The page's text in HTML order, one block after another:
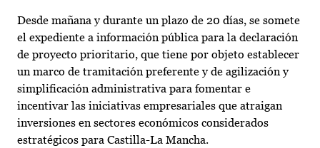
Desde mañana y durante un plazo de 20 días, se somete
el expediente a información pública para la declaración
de proyecto prioritario, que tiene por objeto establecer
un marco de tramitación preferente y de agilización y
simplificación administrativa para fomentar e
incentivar las iniciativas empresariales que atraigan
inversiones en sectores económicos considerados
estratégicos para Castilla-La Mancha.